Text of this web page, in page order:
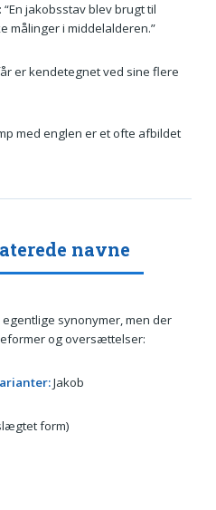
jakobsstav blev brugt til
målinger i middelalderen.”
er kendetegnet ved sine flere
med englen er et ofte afbildet
navne
egentlige synonymer, men der
og oversættelser:
Jakob
form)